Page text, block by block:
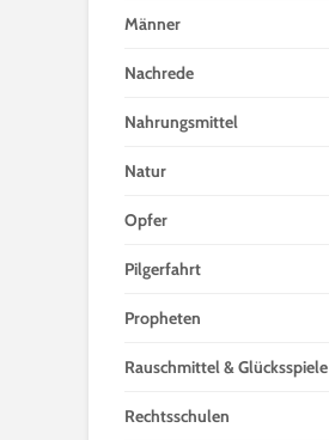
Männer
Nachrede
Nahrungsmittel
Natur
Opfer
Pilgerfahrt
Propheten
Rauschmittel & Glücksspiele
Rechtsschulen